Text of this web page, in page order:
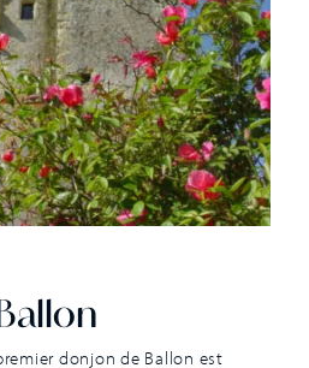
donjon de Ballon est